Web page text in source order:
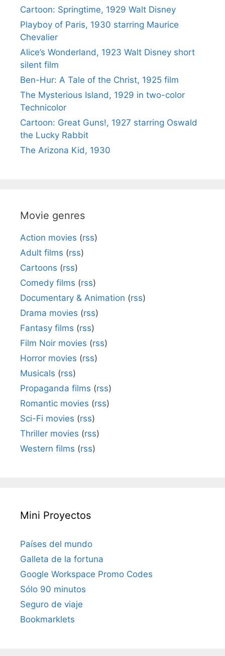
Cartoon: Springtime, 1929 Walt Disney
Playboy of Paris, 1930 starring Maurice
Chevalier
Alice’s Wonderland, 1923 Walt Disney short
silent film
Ben-Hur: A Tale of the Christ, 1925 film
The Mysterious Island, 1929 in two-color
Technicolor
Cartoon: Great Guns!, 1927 starring Oswald
the Lucky Rabbit
The Arizona Kid, 1930
Movie genres
Action movies (rss)
Adult films (rss)
Cartoons (rss)
Comedy films (rss)
Documentary & Animation (rss)
Drama movies (rss)
Fantasy films (rss)
Film Noir movies (rss)
Horror movies (rss)
Musicals (rss)
Propaganda films (rss)
Romantic movies (rss)
Sci-Fi movies (rss)
Thriller movies (rss)
Western films (rss)
Mini Proyectos
Países del mundo
Galleta de la fortuna
Google Workspace Promo Codes
Sólo 90 minutos
Seguro de viaje
Bookmarklets